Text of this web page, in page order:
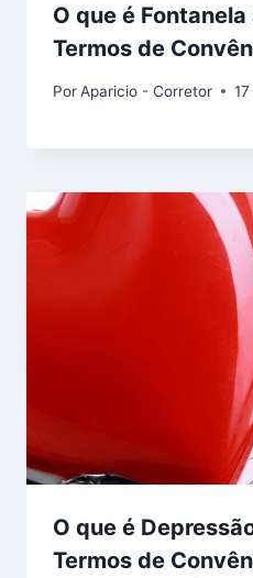
O que é
Termos de
PorAparicio - Corretor
O que é
Termos de